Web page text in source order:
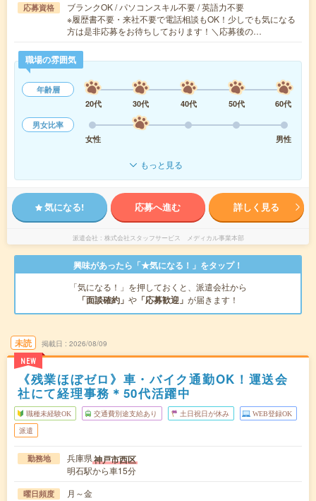
応募資格
ブランクOK / パソコンスキル不要 / 英語力不要
※履歴書不要・来社不要で電話相談もOK！少しでも気になる
方は是非応募をお待ちしております！＼応募後の…
職場の雰囲気
年齢層
20代
30代 40代 50代
60代
男女比率
女性
男性
もっと見る
気になる! 応募へ進む 詳しく見る
派遣会社 株式会社スタッフサービス メディカル事業本部
興味があったら「★気になる！」をタップ！
「気になる！」を押しておくと、派遣会社から
「面談確約」 や 「応募歓迎」 が届きます！
未読
NEW
掲載日 2026/08/09
《残業ほぼゼロ》車・バイク通勤OK！運送会
社にて経理事務＊50代活躍中
職種未経験OK 交通費別途支給あり 土日祝日が休み WEB登録OK
派遣
勤務地 兵庫県神戸市西区
明石駅から車15分
曜日頻度 月～金